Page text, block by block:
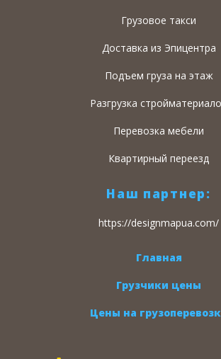
Грузовое такси
Доставка из Эпицентра
Подъем груза на этаж
Разгрузка
Перевозка мебели
Квартирный переезд
Наш партнер:
https://designmapua.com/
Главная
Грузчики цены
Цены на